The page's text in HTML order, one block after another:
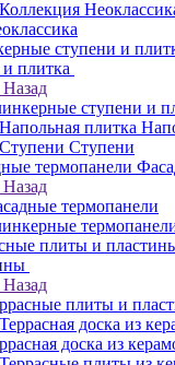
плитка
Назад
ступени и
Ступени
Назад
термопанели
Назад
плиты и
доска из